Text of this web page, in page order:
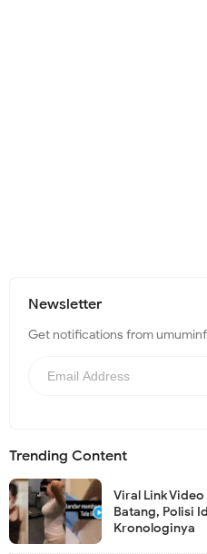
Newsletter
Get notifications from
Trending Content
Viral Link
Batang, Polisi
Kronologinya